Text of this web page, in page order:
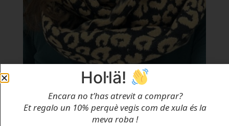
Coll Doble Estampat Animal
Des de18,95€
Hol·lä!
Encara no t’has atrevit a comprar?
Et regalo un 10% perquè vegis com de xula és la
meva roba!